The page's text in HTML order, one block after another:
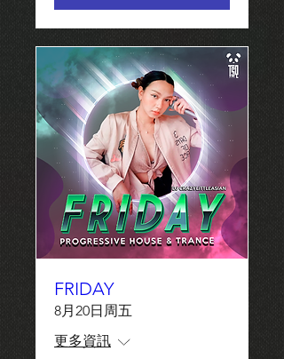
FRIDAY
8月20日周五
更多資訊